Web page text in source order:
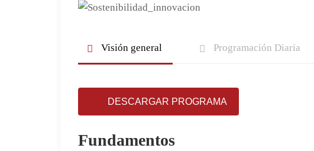
Visión general Programación Diaria
DESCARGAR PROGRAMA
Fundamentos